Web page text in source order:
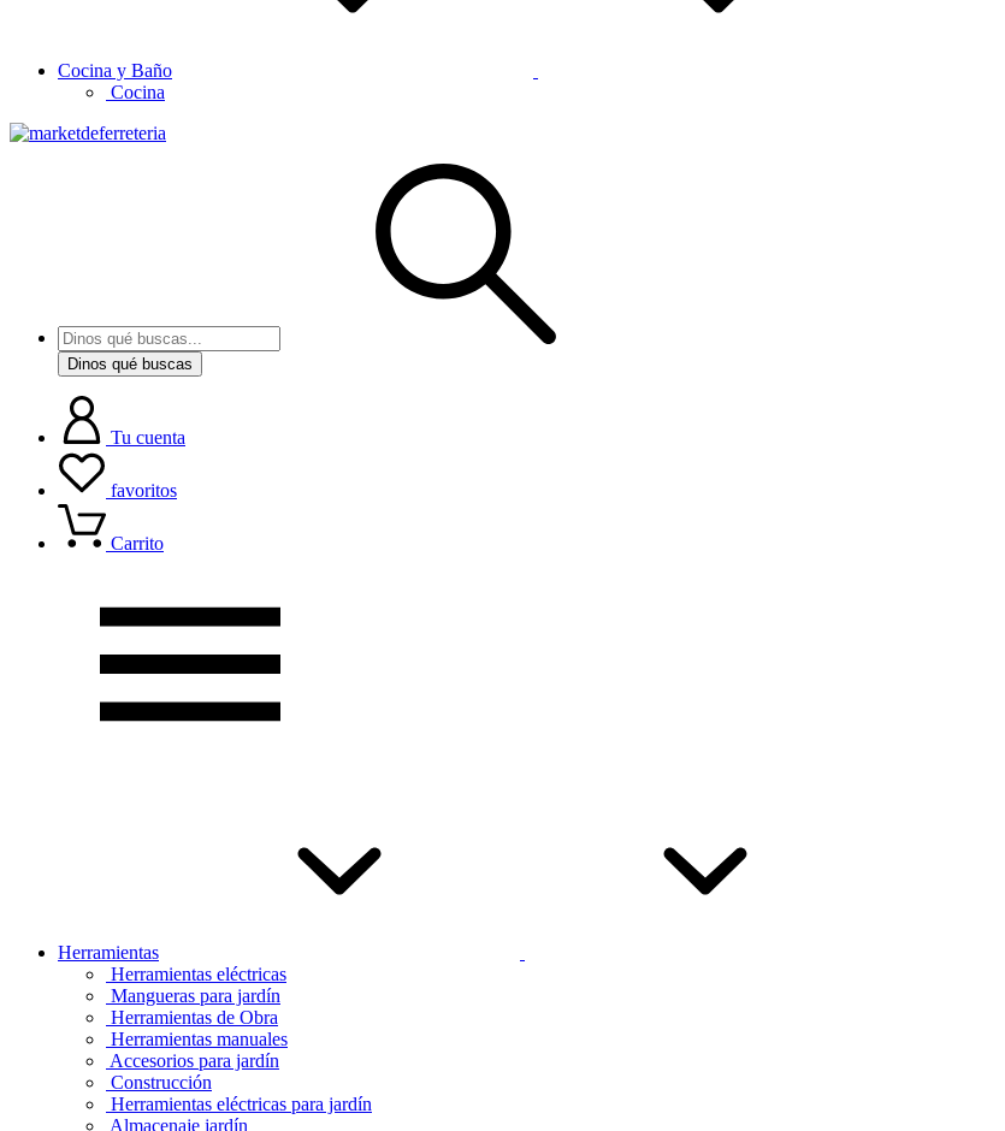
Cocina y Baño
Cocina
Dinos qué buscas
Tu cuenta
favoritos
Carrito
Herramientas
Herramientas eléctricas
Mangueras para jardín
Herramientas de Obra
Herramientas manuales
Accesorios para jardín
Construcción
Herramientas eléctricas para jardín
Almacenaje jardín